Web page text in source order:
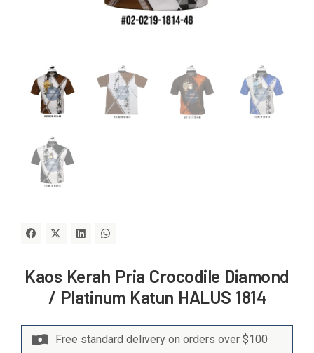
Kaos Kerah Pria Crocodile Diamond
/ Platinum Katun HALUS 1814
Free standard delivery on orders over $100